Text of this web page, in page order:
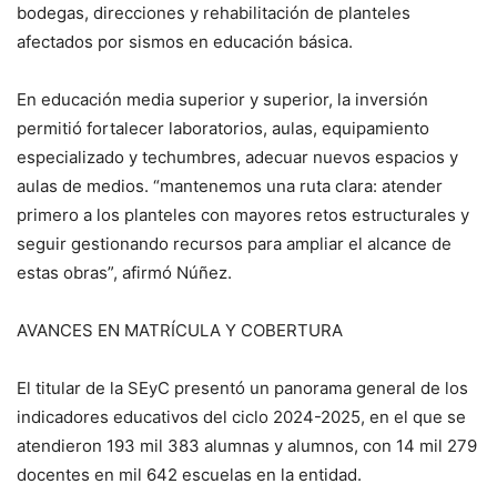
bodegas, direcciones y rehabilitación de planteles
afectados por sismos en educación básica.
En educación media superior y superior, la inversión
permitió fortalecer laboratorios, aulas, equipamiento
especializado y techumbres, adecuar nuevos espacios y
aulas de medios. “mantenemos una ruta clara: atender
primero a los planteles con mayores retos estructurales y
seguir gestionando recursos para ampliar el alcance de
estas obras”, afirmó Núñez.
AVANCES EN MATRÍCULA Y COBERTURA
El titular de la SEyC presentó un panorama general de los
indicadores educativos del ciclo 2024-2025, en el que se
atendieron 193 mil 383 alumnas y alumnos, con 14 mil 279
docentes en mil 642 escuelas en la entidad.